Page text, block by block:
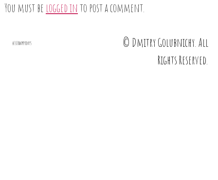
You must be logged into post a comment.
© Dmitry Golubnichy. All
Rights Reserved.